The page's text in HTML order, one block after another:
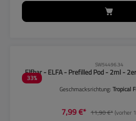
33%
SW54496.34
Elfbar - ELFA - Prefilled Pod - 2ml -
Geschmacksrichtung:Tropical
7,99 €* 11,90 €*(vorher